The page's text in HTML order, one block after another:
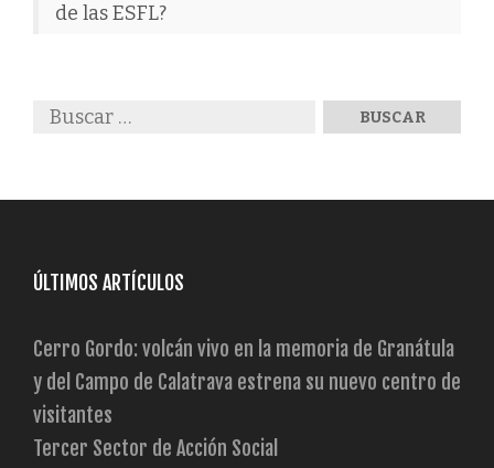
de las ESFL?
ÚLTIMOS ARTÍCULOS
Cerro Gordo: volcán vivo en la memoria de Granátula
y del Campo de Calatrava estrena su nuevo centro de
visitantes
Tercer Sector de Acción Social